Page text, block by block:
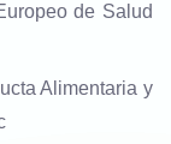
de Salud
Alimentaria y